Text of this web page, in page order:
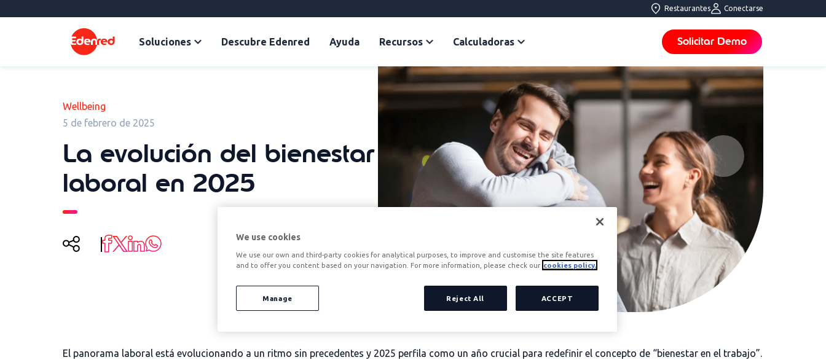
Restaurantes Conectarse
Soluciones Descubre Edenred Ayuda Recursos Calculadoras Solicitar Demo
Wellbeing
5 de febrero de 2025
La evolución del bienestar
laboral en 2025
El panorama laboral está evolucionando a un ritmo sin precedentes y 2025 perfila como un año crucial para redefinir el concepto de “bienestar en el trabajo”.
We use cookies
We use our own and third-party cookies for analytical purposes, to improve and customise the site features
and to offer you content based on your navigation. For more information, please check our cookies policy.
Manage Reject All ACCEPT